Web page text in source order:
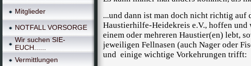
Mitglieder
NOTFALL VORSORGE
Wir suchen SIE-
EUCH......
Vermittlungen
...und dann ist man doch nicht richtig
Haustierhilfe-Heidekreis e.V., hoffen und
einem oder mehreren Haustier(en) lebt,
jeweiligen Fellnasen (auch Nager oder
und einige wichtige Vorkehrungen trifft: